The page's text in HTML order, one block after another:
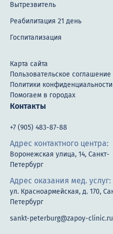
Карта сайта
Пользовательское соглашение
Политики конфиденциальности
Помогаем в городах
Контакты
+7 (905) 483-87-88
Адрес контактного центра:
Воронежская улица, 14, Санкт-
Петербург
Адрес оказания мед. услуг:
ул. Красноармейская, д. 170,
Петербург
sankt-peterburg@zapoy-clinic.ru
Вытрезвитель
Реабилитация 21 день
Госпитализация